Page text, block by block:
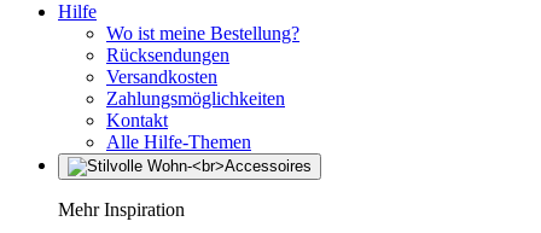
Hilfe
Wo ist meine Bestellung?
Rücksendungen
Versandkosten
Zahlungsmöglichkeiten
Kontakt
Alle Hilfe-Themen
Mehr Inspiration